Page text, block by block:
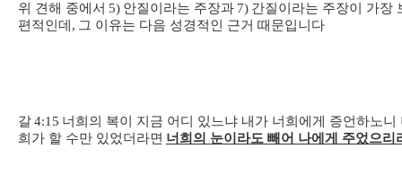
위 견해 중에서 5) 안질이라는 주장과 7) 간질이라는 주장이 가장
편적인데 , 그 이유는 다음 성경적인 근거 때문입니다
갈4:15 너희의 복이 지금 어디 있느냐 내가 너희에게 증언하노니
희가 할 수만 있었더라면 너희의 눈이라도 빼어 나에게 주었으리